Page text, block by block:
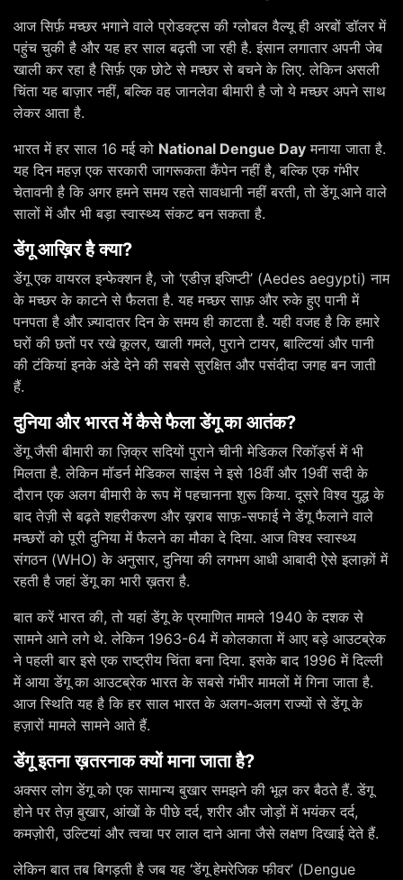
आज सिर्फ़ मच्छर भगाने वाले प्रोडक्ट्स की ग्लोबल वैल्यू ही अरबों डॉलर में
पहुंच चुकी है और यह हर साल बढ़ती जा रही है. इंसान लगातार अपनी जेब
खाली कर रहा है सिर्फ़ एक छोटे से मच्छर से बचने के लिए. लेकिन असली
चिंता यह बाज़ार नहीं, बल्कि वह जानलेवा बीमारी है जो ये मच्छर अपने साथ
लेकर आता है.
भारत में हर साल 16 मई को National Dengue Day मनाया जाता है.
यह दिन महज़ एक सरकारी जागरूकता कैंपेन नहीं है, बल्कि एक गंभीर
चेतावनी है कि अगर हमने समय रहते सावधानी नहीं बरती, तो डेंगू आने वाले
सालों में और भी बड़ा स्वास्थ्य संकट बन सकता है.
डेंगू आख़िर है क्या?
डेंगू एक वायरल इन्फेक्शन है, जो ‘एडीज़ इजिप्टी’ (Aedes aegypti) नाम
के मच्छर के काटने से फैलता है. यह मच्छर साफ़ और रुके हुए पानी में
पनपता है और ज़्यादातर दिन के समय ही काटता है. यही वजह है कि हमारे
घरों की छतों पर रखे कूलर, खाली गमले, पुराने टायर, बाल्टियां और पानी
की टंकियां इनके अंडे देने की सबसे सुरक्षित और पसंदीदा जगह बन जाती
हैं.
दुनिया और भारत में कैसे फैला डेंगू का आतंक?
डेंगू जैसी बीमारी का ज़िक्र सदियों पुराने चीनी मेडिकल रिकॉर्ड्स में भी
मिलता है. लेकिन मॉडर्न मेडिकल साइंस ने इसे 18वीं और 19वीं सदी के
दौरान एक अलग बीमारी के रूप में पहचानना शुरू किया. दूसरे विश्व युद्ध के
बाद तेज़ी से बढ़ते शहरीकरण और ख़राब साफ़-सफाई ने डेंगू फैलाने वाले
मच्छरों को पूरी दुनिया में फैलने का मौका दे दिया. आज विश्व स्वास्थ्य
संगठन (WHO) के अनुसार, दुनिया की लगभग आधी आबादी ऐसे इलाक़ों में
रहती है जहां डेंगू का भारी ख़तरा है.
बात करें भारत की, तो यहां डेंगू के प्रमाणित मामले 1940 के दशक से
सामने आने लगे थे. लेकिन 1963-64 में कोलकाता में आए बड़े आउटब्रेक
ने पहली बार इसे एक राष्ट्रीय चिंता बना दिया. इसके बाद 1996 में दिल्ली
में आया डेंगू का आउटब्रेक भारत के सबसे गंभीर मामलों में गिना जाता है.
आज स्थिति यह है कि हर साल भारत के अलग-अलग राज्यों से डेंगू के
हज़ारों मामले सामने आते हैं.
डेंगू इतना ख़तरनाक क्यों माना जाता है?
अक्सर लोग डेंगू को एक सामान्य बुखार समझने की भूल कर बैठते हैं. डेंगू
होने पर तेज़ बुखार, आंखों के पीछे दर्द, शरीर और जोड़ों में भयंकर दर्द,
कमज़ोरी, उल्टियां और त्वचा पर लाल दाने आना जैसे लक्षण दिखाई देते हैं.
लेकिन बात तब बिगड़ती है जब यह ‘डेंगू हेमरेजिक फीवर’ (Dengue